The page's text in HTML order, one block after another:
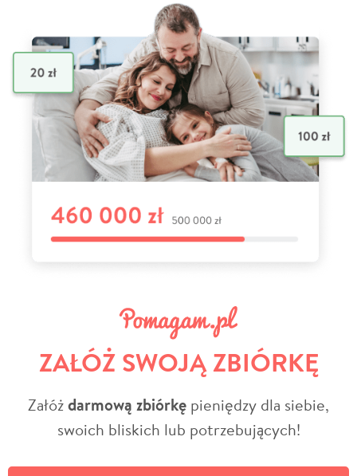
ZAŁÓŻ SWOJĄ ZBIÓRKĘ
Załóżdarmową zbiórkę pieniędzy dla siebie,
swoich bliskich lub potrzebujących!